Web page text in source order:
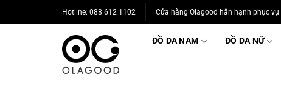
qua
Hotline: 088 612 1102 Cửa hàng Olagood hân hạnh phục vụ
ĐỒ DA NAM ĐỒ DA NỮ